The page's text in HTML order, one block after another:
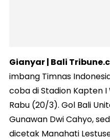
Gianyar | Bali
imbang Timnas
coba di Stadion Kapten
Rabu (20/3). Gol Bali
Gunawan Dwi Cahyo,
dicetak Manahati